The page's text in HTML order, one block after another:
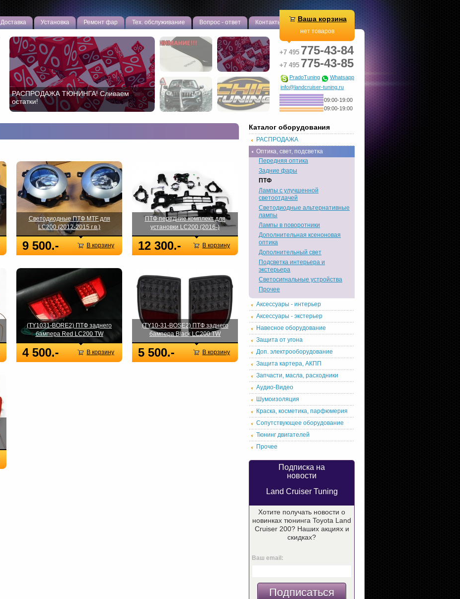
Доставка Установка Ремонт фар Тех. обслуживание Вопрос - ответ Контакты
РАСПРОДАЖА ТЮНИНГА! Сливаем
остатки!
Ваша корзина
нет товаров
+7 495 775-43-84
+7 495 775-43-85
PradoTuning
Whatsapp
info@landcruiser-tuning.ru
09:00-19:00
09:00-19:00
Светодиодные ПТФ MTF для
LC200 (2012-2015 г.в.)
9 500.- В корзину
ПТФ передние комплект для
установки LC200 (2016-)
12 300.- В корзину
(TY1031-BORE2) ПТФ заднего
бампера Red LC200 TW
4 500.- В корзину
(TY10-31-BOSE2) ПТФ заднего
бампера Black LC200 TW
5 500.- В корзину
Каталог оборудования
РАСПРОДАЖА
Оптика, свет, подсветка
Передняя оптика
Задние фары
ПТФ
Лампы с улучшенной
светоотдачей
Светодиодные альтернативные
лампы
Лампы в поворотники
Дополнительная ксеноновая
оптика
Дополнительный свет
Подсветка интерьера и
экстерьера
Светосигнальные устройства
Прочее
Аксессуары - интерьер
Аксессуары - экстерьер
Навесное оборудование
Защита от угона
Доп. электрооборудование
Защита картера, АКПП
Запчасти, масла, расходники
Аудио-Видео
Шумоизоляция
Краска, косметика, парфюмерия
Сопутствующее оборудование
Тюнинг двигателей
Прочее
Подписка на
новости
Land Cruiser Tuning
Хотите получать новости о
новинках тюнинга Toyota Land
Cruiser 200? Наших акциях и
скидках?
Ваш email:
Подписаться